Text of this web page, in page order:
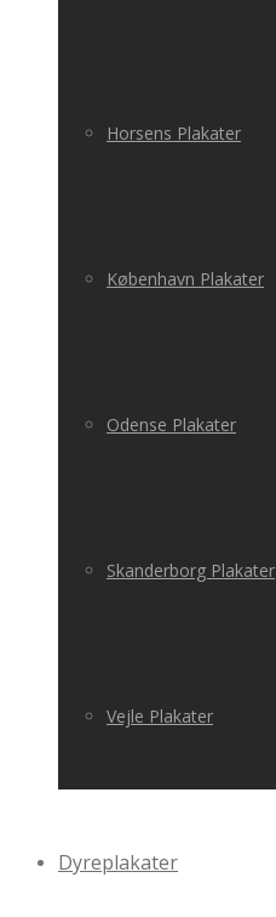
Horsens Plakater
København Plakater
Odense Plakater
Skanderborg Plakater
Vejle Plakater
Dyreplakater